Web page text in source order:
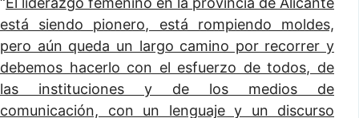
está siendo pionero, está rompiendo moldes,
pero aún queda un largo camino por recorrer y
debemos hacerlo con el esfuerzo de todos, de
las instituciones y de los medios de
comunicación, con un lenguaje y un discurso